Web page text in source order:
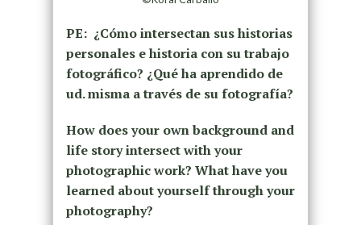
PE: ¿Cómo intersectan sus historias
personales e historia con su trabajo
fotográfico? ¿Qué ha aprendido de
ud. misma a través de su fotografía?
How does your own background and
life story intersect with your
photographic work? What have you
learned about yourself through your
photography?